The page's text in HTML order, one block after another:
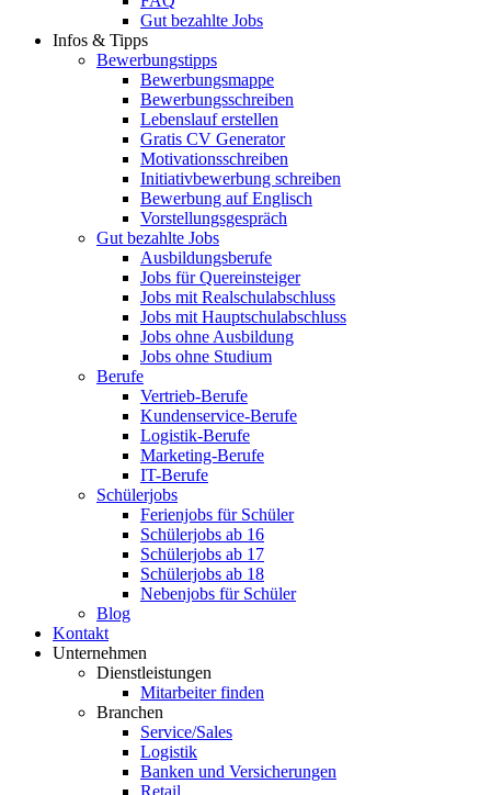
Gut bezahlte Jobs
Infos & Tipps
Bewerbungstipps
Bewerbungsmappe
Bewerbungsschreiben
Lebenslauf erstellen
Gratis CV Generator
Motivationsschreiben
Initiativbewerbung schreiben
Bewerbung auf Englisch
Vorstellungsgespräch
Gut bezahlte Jobs
Ausbildungsberufe
Jobs für Quereinsteiger
Jobs mit Realschulabschluss
Jobs mit Hauptschulabschluss
Jobs ohne Ausbildung
Jobs ohne Studium
Berufe
Vertrieb-Berufe
Kundenservice-Berufe
Logistik-Berufe
Marketing-Berufe
IT-Berufe
Schülerjobs
Ferienjobs für Schüler
Schülerjobs ab 16
Schülerjobs ab 17
Schülerjobs ab 18
Nebenjobs für Schüler
Blog
Kontakt
Unternehmen
Dienstleistungen
Mitarbeiter finden
Branchen
Service/Sales
Logistik
Banken und Versicherungen
Retail